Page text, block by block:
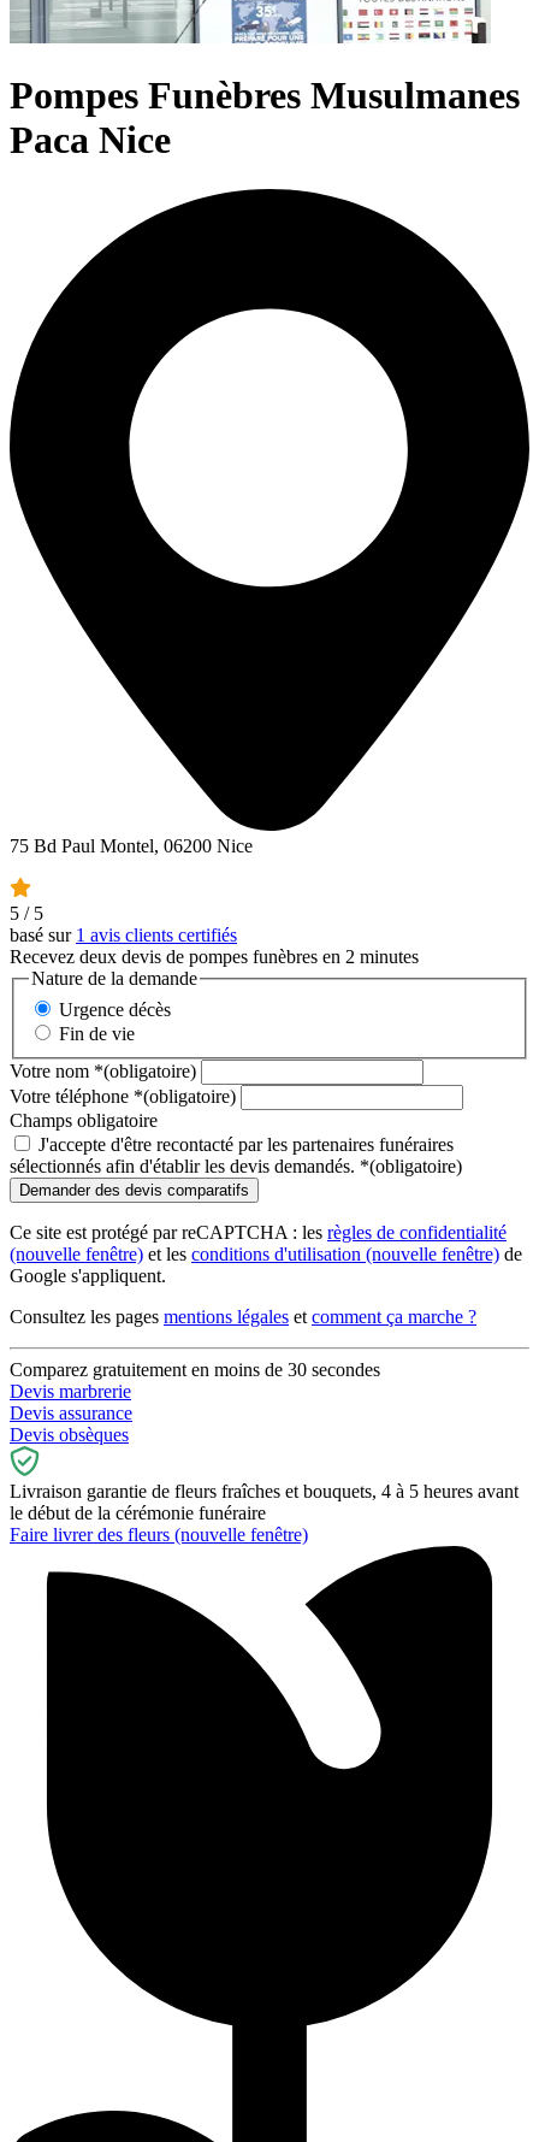
Pompes Funèbres Musulmanes
Paca Nice
75 Bd Paul Montel, 06200 Nice
5 / 5
basé sur 1 avis clients certifiés
Recevez deux devis de pompes funèbres en 2 minutes
Nature de la demande
Urgence décès
Fin de vie
Votre nom *(obligatoire)
Votre téléphone *(obligatoire)
Champs obligatoire
J'accepte d'être recontacté par les partenaires funéraires
sélectionnés afin d'établir les devis demandés. *(obligatoire)
Ce site est protégé par reCAPTCHA : les règles de confidentialité
(nouvelle fenêtre) et les conditions d'utilisation (nouvelle fenêtre) de
Google s'appliquent.
Consultez les pages mentions légales et comment ça marche ?
Comparez gratuitement en moins de 30 secondes
Devis marbrerie
Devis assurance
Devis obsèques
Livraison garantie de fleurs fraîches et bouquets, 4 à 5 heures avant
le début de la cérémonie funéraire
Faire livrer des fleurs (nouvelle fenêtre)